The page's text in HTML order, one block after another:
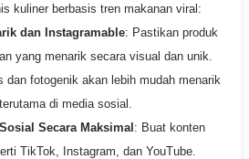
kuliner berbasis tren makanan viral:
dan Instagramable: Pastikan produk
yang menarik secara visual dan unik.
dan fotogenik akan lebih mudah menarik
di media sosial.
Secara Maksimal : Buat konten
TikTok, Instagram, dan YouTube.